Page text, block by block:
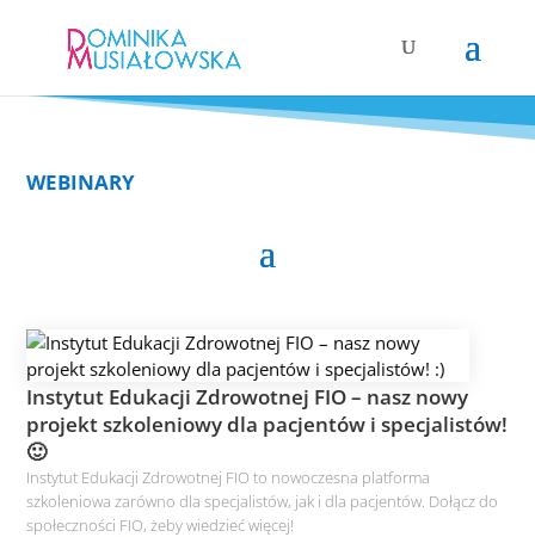
WEBINARY
Instytut Edukacji Zdrowotnej FIO – nasz nowy
projekt szkoleniowy dla pacjentów i specjalistów!
🙂
Instytut Edukacji Zdrowotnej FIO to nowoczesna platforma
szkoleniowa zarówno dla specjalistów, jak i dla pacjentów. Dołącz do
społeczności FIO, żeby wiedzieć więcej!